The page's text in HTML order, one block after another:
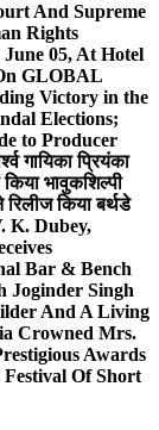
And Supreme
Rights
05, At Hotel
GLOBAL
Victory in the
Elections;
to Producer
गायिका प्रियंका
किया भावुकशिल्पी
रिलीज किया बर्थडे
K. Dubey,
Bar & Bench
Joginder Singh
And A Living
Crowned Mrs.
Awards
Of Short